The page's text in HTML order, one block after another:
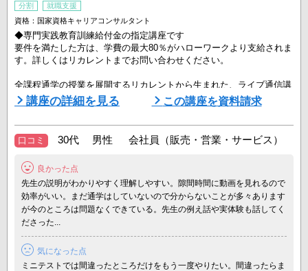
分割
就職支援
資格：国家資格キャリアコンサルタント
◆専門実践教育訓練給付金の指定講座です
要件を満たした方は、学費の最大80％がハローワークより支給されま
す。詳しくはリカレントまでお問い合わせください。
全課程通学の授業を展開するリカレントから生まれた、ライブ通信講
座です。「国家資格キャリアコンサルタント」に対応しています。
ライブ通信講座では、リカレントの全課程通学コースの「講義編」の
授業を、映像にて自宅にいながらにして受講することが出来ます。
高い合格率を誇るリカレントの本物のライブ授業が ...
講座の詳細を見る この講座を資料請求
口コミ 30代 男性 会社員（販売・営業・サービス）
良かった点
先生の説明がわかりやすく理解しやすい。隙間時間に動画を見れるので
効率がいい。まだ通学はしていないので分からないことが多々あります
が今のところは問題なくできている。先生の例え話や実体験も話してく
ださった...
気になった点
ミニテストでは間違ったところだけをもう一度やりたい。間違ったらま